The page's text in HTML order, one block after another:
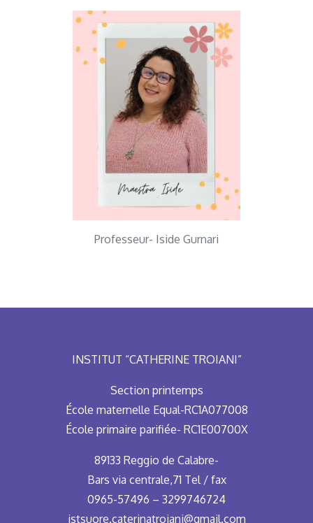
Professeur- Iside Gurnari
INSTITUT “CATHERINE TROIANI”
Section printemps
École maternelle Equal-RC1A077008
École primaire parifiée- RC1E00700X
89133 Reggio de Calabre-
Bars via centrale,71 Tel / fax
0965-57496 – 3299746724
istsuore.caterinatroiani@gmail.com